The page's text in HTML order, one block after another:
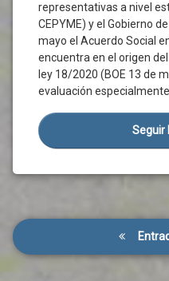
Públicos
Sistema
Univesitario
Sociedad
Sotenibilidad
Talento
Territorio
Europea
Valladolid
Gobierno
Ingreso
Mínimo
Social
Integración
Laboral
Pobreza
Prestaciones
representativas a nivel
CEPYME) y el Gobierno
mayo el Acuerdo Social
encuentra en el origen
ley 18/2020 (BOE 13 de
evaluación especialmente
Seguir
Del
Dialogo
Social
Coronavirus
Corredor
Atlántico
Covid-
19
Cultura
Familias
Navegación
de